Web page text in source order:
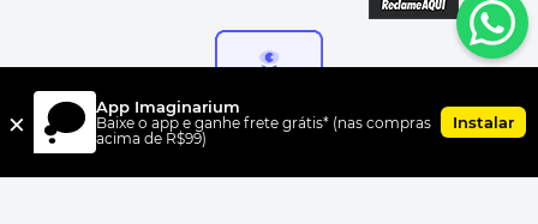
× App Imaginarium
Baixe o app e ganhe frete grátis* (nas compras
acima de R$99)
Instalar